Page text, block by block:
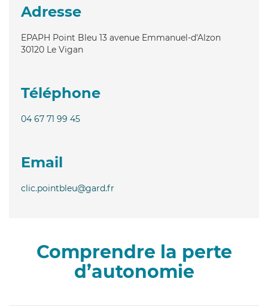
Adresse
EPAPH Point Bleu 13 avenue Emmanuel-d'Alzon
30120 Le Vigan
Téléphone
04 67 71 99 45
Email
clic.pointbleu@gard.fr
Comprendre la perte
d’autonomie